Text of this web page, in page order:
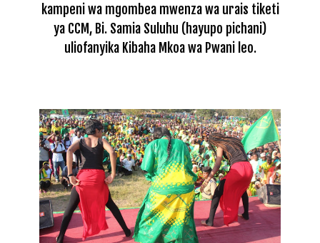
kampeni wa mgombea mwenza wa urais tiketi
ya CCM, Bi. Samia Suluhu (hayupo pichani)
uliofanyika Kibaha Mkoa wa Pwani leo.